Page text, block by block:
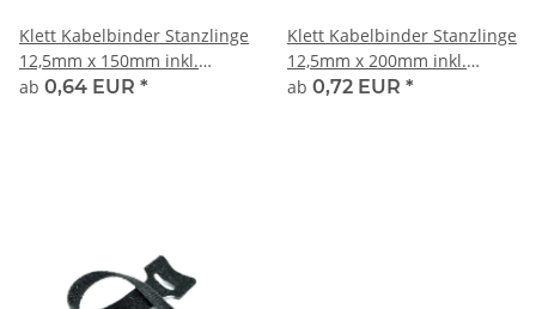
Klett Kabelbinder Stanzlinge
12,5mm x 150mm inkl.
LOGODRUCK
ab 0,64 EUR *
Klett Kabelbinder Stanzlinge
12,5mm x 200mm inkl.
LOGODRUCK
ab 0,72 EUR *